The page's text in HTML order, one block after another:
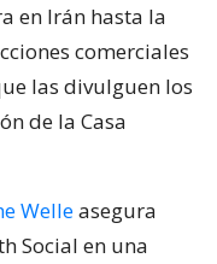
en Irán hasta la
comerciales
las divulguen los
de la Casa
Welleasegura
Social en una